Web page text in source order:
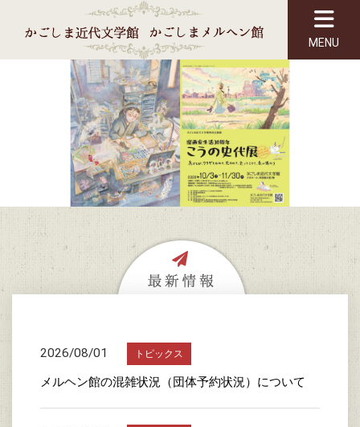
MENU
2026/08/01 トピックス
メルヘン館の混雑状況（団体予約状況）について